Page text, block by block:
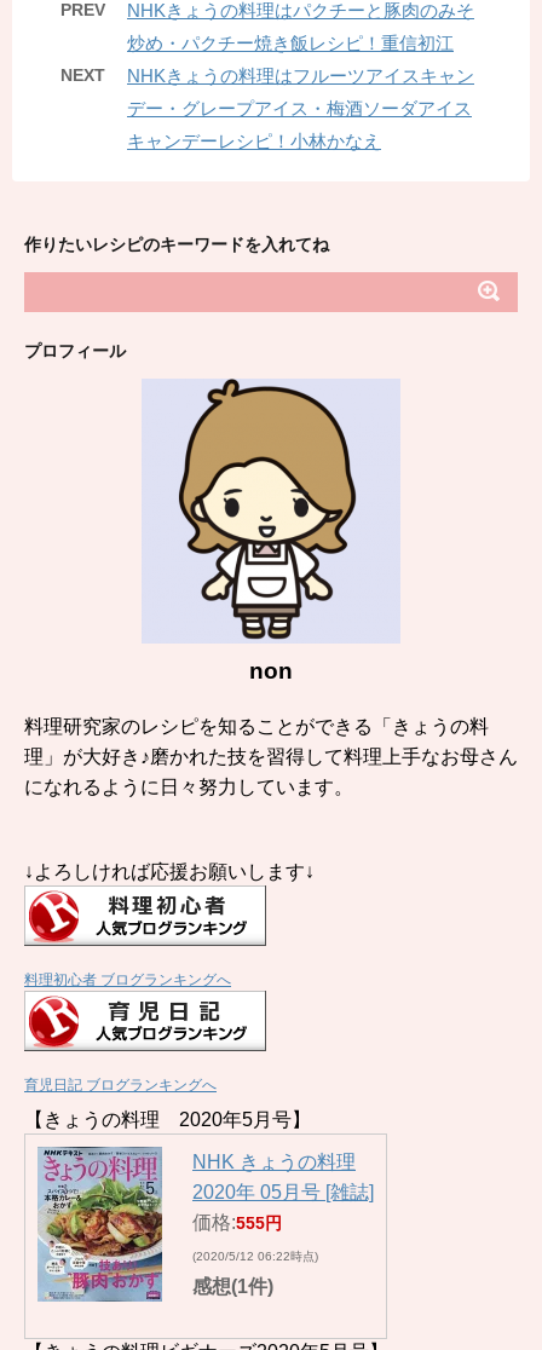
PREV
NHKきょうの料理はパクチーと豚肉のみそ
炒め・パクチー焼き飯レシピ！重信初江
NEXT
NHKきょうの料理はフルーツアイスキャン
デー・グレープアイス・梅酒ソーダアイス
キャンデーレシピ！小林かなえ
作りたいレシピのキーワードを入れてね
プロフィール
non
料理研究家のレシピを知ることができる「きょうの料
理」が大好き♪磨かれた技を習得して料理上手なお母さん
になれるように日々努力しています。
↓よろしければ応援お願いします↓
料理初心者 ブログランキングへ
育児日記 ブログランキングへ
【きょうの料理 2020年5月号】
NHK きょうの料理
2020年 05月号 [雑誌]
価格:555円
(2020/5/12 06:22時点)
感想(1件)